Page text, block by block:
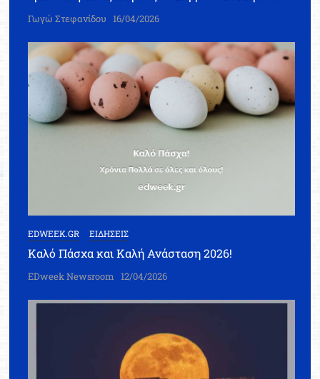
Γωγώ Στεφανίδου 16/04/2026
EDWEEK.GR ΕΙΔΗΣΕΙΣ
Καλό Πάσχα και Καλή Ανάσταση 2026!
EDweek Newsroom 12/04/2026